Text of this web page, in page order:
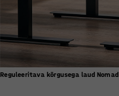
Reguleeritava kõrgusega laud Nomad